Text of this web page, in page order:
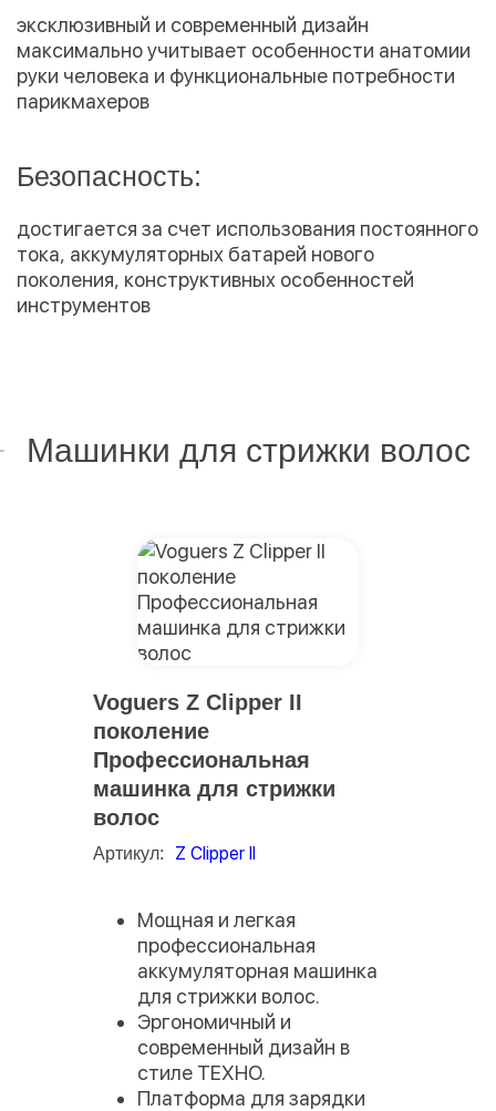
эксклюзивный и современный дизайн
максимально учитывает особенности анатомии
руки человека и функциональные потребности
парикмахеров
Безопасность:
достигается за счет использования постоянного
тока, аккумуляторных батарей нового
поколения, конструктивных особенностей
инструментов
Машинки для стрижки волос
Voguers Z Clipper II
поколение
Профессиональная
машинка для стрижки
волос
Артикул: Z Clipper II
Мощная и легкая
профессиональная
аккумуляторная машинка
для стрижки волос.
Эргономичный и
современный дизайн в
стиле ТЕХНО.
Платформа для зарядки